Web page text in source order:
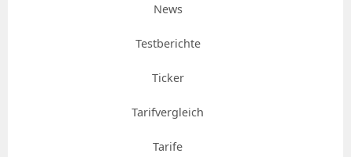
News
Testberichte
Ticker
Tarifvergleich
Tarife